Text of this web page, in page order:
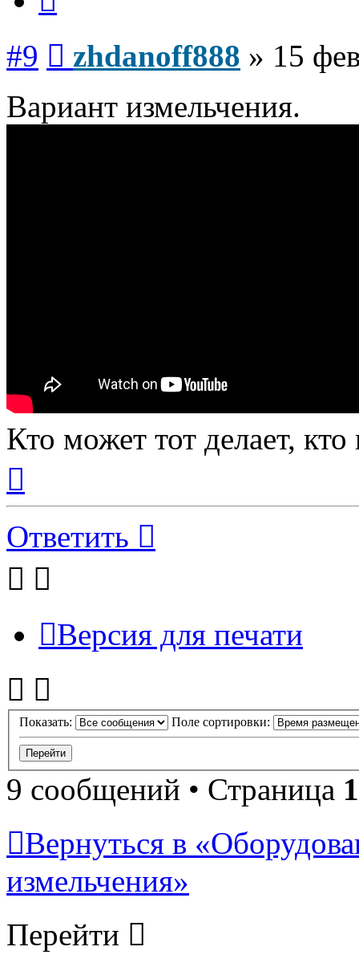
#9 zhdanoff888 » 15
Вариант измельчения.
Кто может тот делает,
началу
Ответить
Версия для печати
Показать: Поле сортировки:
9 сообщений • Страница 1
Вернуться в
измельчения»
Перейти